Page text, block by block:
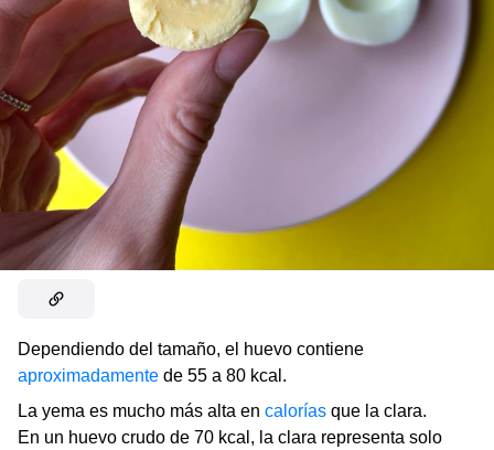
Dependiendo del tamaño, el huevo contiene
aproximadamente de 55 a 80 kcal.
La yema es mucho más alta en calorías que la clara.
En un huevo crudo de 70 kcal, la clara representa solo